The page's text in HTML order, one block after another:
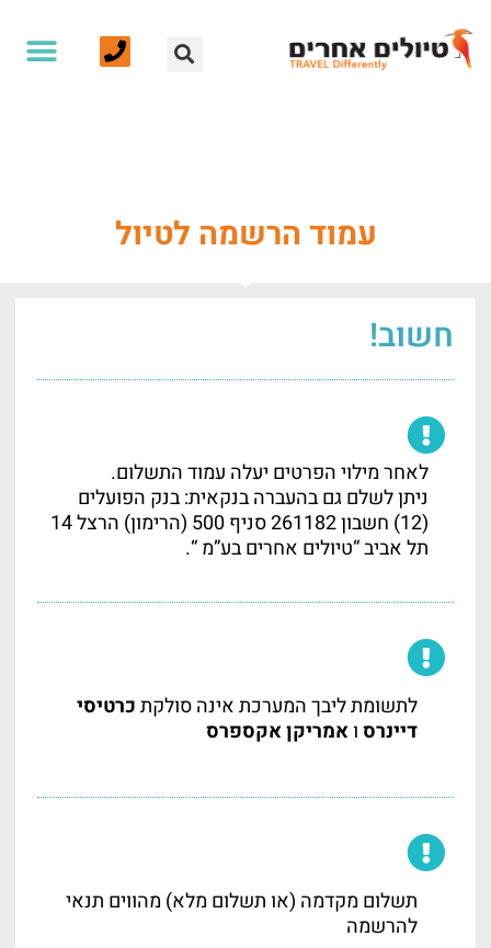
הרשמה לטיול לטנזניה למטיבי
עמוד הרשמה לטיול
חשוב!
לאחר מילוי הפרטים יעלה עמוד התשלום.
ניתן לשלם גם בהעברה בנקאית: בנק הפועלים
(12) חשבון 261182 סניף 500 (הרימון) הרצל 14
תל אביב “טיולים אחרים בע”מ “.
לתשומת ליבך המערכת אינה סולקתכרטיסי
דיינרסואמריקן אקספרס
תשלום מקדמה (או תשלום מלא) מהווים תנאי
להרשמה